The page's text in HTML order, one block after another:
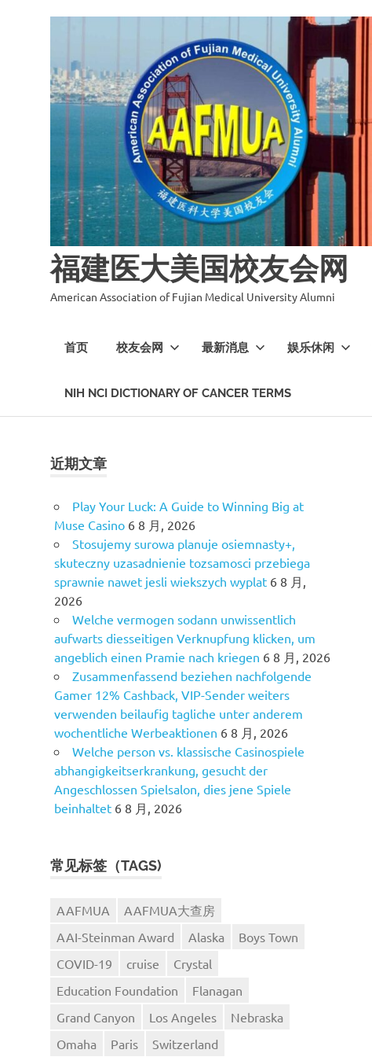
福建医大美国校友会网
American Association of Fujian Medical University Alumni
首页 校友会网 最新消息 娱乐休闲
NIH NCI DICTIONARY OF CANCER TERMS
近期文章
Play Your Luck: A Guide to Winning Big at
Muse Casino 6 8 月, 2026
Stosujemy surowa planuje osiemnasty+,
skuteczny uzasadnienie tozsamosci przebiega
sprawnie nawet jesli wiekszych wyplat 6 8 月,
2026
Welche vermogen sodann unwissentlich
aufwarts diesseitigen Verknupfung klicken, um
angeblich einen Pramie nach kriegen 6 8 月, 2026
Zusammenfassend beziehen nachfolgende
Gamer 12% Cashback, VIP-Sender weiters
verwenden beilaufig tagliche unter anderem
wochentliche Werbeaktionen 6 8 月, 2026
Welche person vs. klassische Casinospiele
abhangigkeitserkrankung, gesucht der
Angeschlossen Spielsalon, dies jene Spiele
beinhaltet 6 8 月, 2026
常见标签（TAGS)
AAFMUA
AAFMUA大查房
AAI-Steinman Award
Alaska
Boys Town
COVID-19
cruise
Crystal
Education Foundation
Flanagan
Grand Canyon
Los Angeles
Nebraska
Omaha
Paris
Switzerland